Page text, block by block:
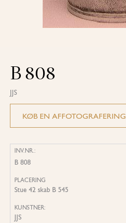
B 808
JJS
KØB EN AFFOTOGRAFERING
INV.NR.:
B 808
PLACERING
Stue 42 skab B 545
KUNSTNER:
JJS